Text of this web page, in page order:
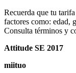
Recuerda que tu
factores como: edad,
Consulta términos y
Attitude SE 2017
miituo